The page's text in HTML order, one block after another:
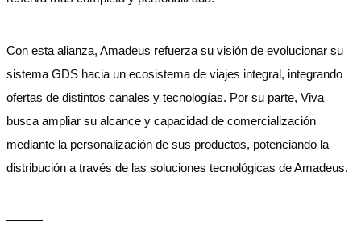
Con esta alianza, Amadeus refuerza su visión de evolucionar su
sistema GDS hacia un ecosistema de viajes integral, integrando
ofertas de distintos canales y tecnologías. Por su parte, Viva
busca ampliar su alcance y capacidad de comercialización
mediante la personalización de sus productos, potenciando la
distribución a través de las soluciones tecnológicas de Amadeus.
———